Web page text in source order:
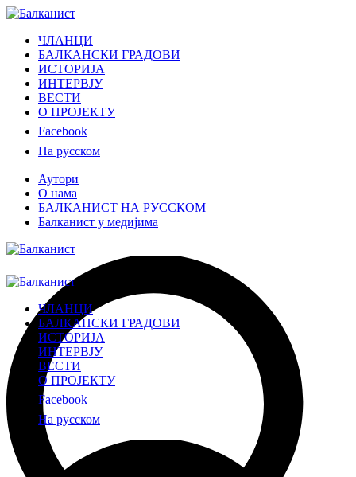
ЧЛАНЦИ
БАЛКАНСКИ ГРАДОВИ
ИСТОРИЈА
ИНТЕРВЈУ
ВЕСТИ
О ПРОЈЕКТУ
Facebook
На русском
Аутори
О нама
БАЛКАНИСТ НА РУССКОМ
Балканист у медијима
ЧЛАНЦИ
БАЛКАНСКИ ГРАДОВИ
ИСТОРИЈА
ИНТЕРВЈУ
ВЕСТИ
О ПРОЈЕКТУ
Facebook
На русском